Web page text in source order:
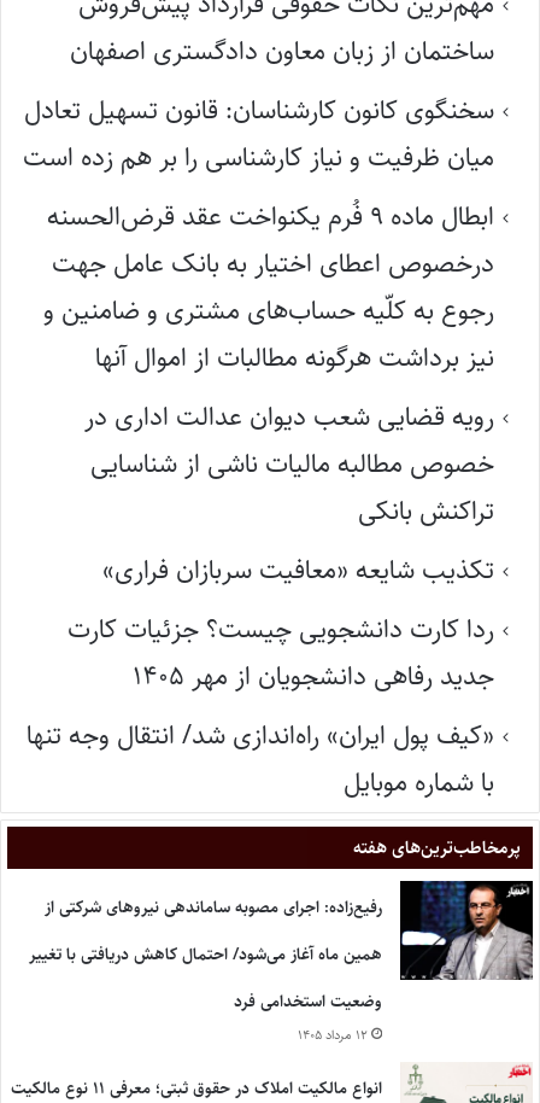
ساختمان از زبان معاون دادگستری اصفهان
سخنگوی کانون کارشناسان: قانون تسهیل تعادل
میان ظرفیت و نیاز کارشناسی را بر هم زده است
ابطال ماده ۹ فُرم یکنواخت عقد قرض‌الحسنه
درخصوص اعطای اختیار به بانک عامل جهت
رجوع به کلّیه حساب‌های مشتری و ضامنین و
نیز برداشت هرگونه مطالبات از اموال آنها
رویه قضایی شعب دیوان عدالت اداری در
خصوص مطالبه مالیات ناشی از شناسایی
تراکنش بانکی
تکذیب شایعه «معافیت سربازان فراری»
ردا کارت دانشجویی چیست؟ جزئیات کارت
جدید رفاهی دانشجویان از مهر ۱۴۰۵
«کیف پول ایران» راه‌اندازی شد/ انتقال وجه تنها
با شماره موبایل
پر‌مخاطب‌ترین‌های هفته
رفیع‌زاده: اجرای مصوبه ساماندهی نیروهای شرکتی از
همین ماه آغاز می‌شود/ احتمال کاهش دریافتی با تغییر
وضعیت استخدامی فرد
۱۲ مرداد ۱۴۰۵
انواع مالکیت املاک در حقوق ثبتی؛ معرفی ۱۱ نوع مالکیت